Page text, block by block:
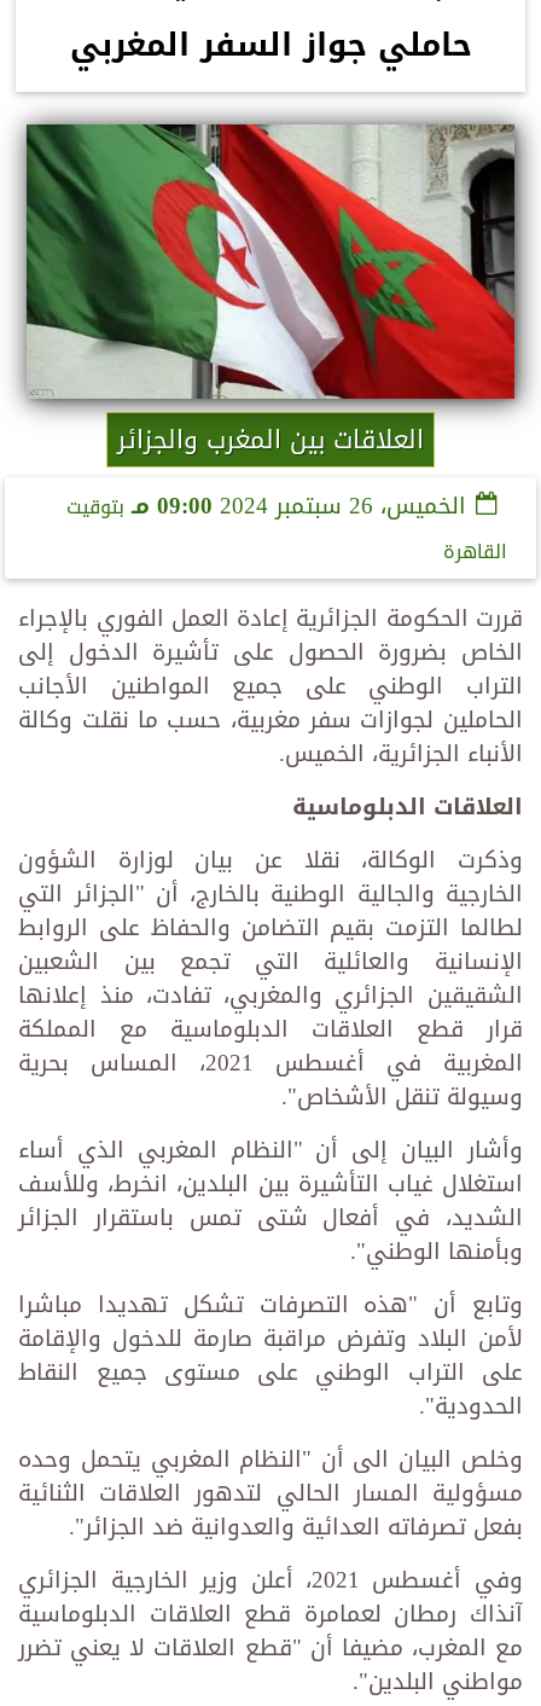
حاملي جواز السفر المغربي
العلاقات بين المغرب والجزائر
الخميس، 26 سبتمبر 2024 09:00 مـ
بتوقيت
القاهرة
قررت الحكومة الجزائرية إعادة العمل الفوري بالإجراء
الخاص بضرورة الحصول على تأشيرة الدخول إلى
التراب الوطني على جميع المواطنين الأجانب
الحاملين لجوازات سفر مغربية، حسب ما نقلت وكالة
الأنباء الجزائرية، الخميس.
العلاقات الدبلوماسية
وذكرت الوكالة، نقلا عن بيان لوزارة الشؤون
الخارجية والجالية الوطنية بالخارج، أن "الجزائر التي
لطالما التزمت بقيم التضامن والحفاظ على الروابط
الإنسانية والعائلية التي تجمع بين الشعبين
الشقيقين الجزائري والمغربي، تفادت، منذ إعلانها
قرار قطع العلاقات الدبلوماسية مع المملكة
المغربية في أغسطس 2021، المساس بحرية
وسيولة تنقل الأشخاص".
وأشار البيان إلى أن "النظام المغربي الذي أساء
استغلال غياب التأشيرة بين البلدين، انخرط، وللأسف
الشديد، في أفعال شتى تمس باستقرار الجزائر
وبأمنها الوطني".
وتابع أن "هذه التصرفات تشكل تهديدا مباشرا
لأمن البلاد وتفرض مراقبة صارمة للدخول والإقامة
على التراب الوطني على مستوى جميع النقاط
الحدودية".
وخلص البيان الى أن "النظام المغربي يتحمل وحده
مسؤولية المسار الحالي لتدهور العلاقات الثنائية
بفعل تصرفاته العدائية والعدوانية ضد الجزائر".
وفي أغسطس 2021، أعلن وزير الخارجية الجزائري
آنذاك رمطان لعمامرة قطع العلاقات الدبلوماسية
مع المغرب، مضيفا أن "قطع العلاقات لا يعني تضرر
مواطني البلدين".